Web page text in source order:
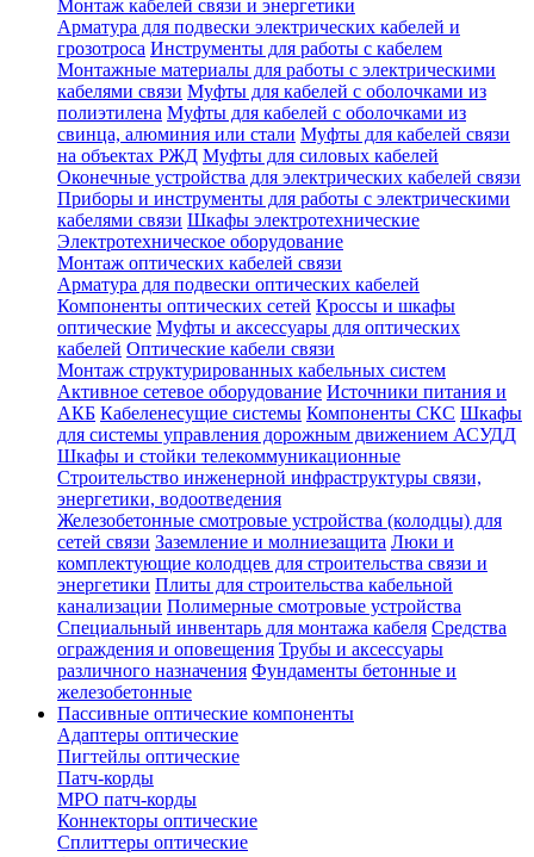
Монтаж кабелей связи и энергетики
Арматура для подвески электрических кабелей и
грозотроса Инструменты для работы с кабелем
Монтажные материалы для работы с электрическими
кабелями связи Муфты для кабелей с оболочками из
полиэтилена Муфты для кабелей с оболочками из
свинца, алюминия или стали Муфты для кабелей связи
на объектах РЖД Муфты для силовых кабелей
Оконечные устройства для электрических кабелей связи
Приборы и инструменты для работы с электрическими
кабелями связи Шкафы электротехнические
Электротехническое оборудование
Монтаж оптических кабелей связи
Арматура для подвески оптических кабелей
Компоненты оптических сетей Кроссы и шкафы
оптические Муфты и аксессуары для оптических
кабелей Оптические кабели связи
Монтаж структурированных кабельных систем
Активное сетевое оборудование Источники питания и
АКБ Кабеленесущие системы Компоненты СКС Шкафы
для системы управления дорожным движением АСУДД
Шкафы и стойки телекоммуникационные
Строительство инженерной инфраструктуры связи,
энергетики, водоотведения
Железобетонные смотровые устройства (колодцы) для
сетей связи Заземление и молниезащита Люки и
комплектующие колодцев для строительства связи и
энергетики Плиты для строительства кабельной
канализации Полимерные смотровые устройства
Специальный инвентарь для монтажа кабеля Средства
ограждения и оповещения Трубы и аксессуары
различного назначения Фундаменты бетонные и
железобетонные
Пассивные оптические компоненты
Адаптеры оптические
Пигтейлы оптические
Патч-корды
MPO патч-корды
Коннекторы оптические
Сплиттеры оптические